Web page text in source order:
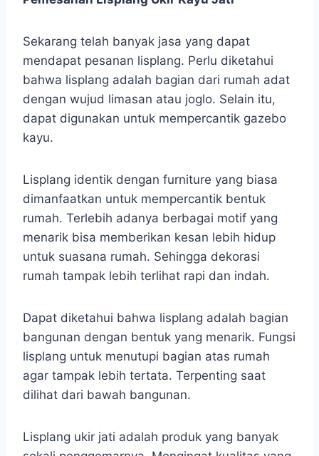
Sekarang telah banyak jasa yang dapat
mendapat pesanan lisplang. Perlu diketahui
bahwa lisplang adalah bagian dari rumah adat
dengan wujud limasan atau joglo. Selain itu,
dapat digunakan untuk mempercantik gazebo
kayu.
Lisplang identik dengan furniture yang biasa
dimanfaatkan untuk mempercantik bentuk
rumah. Terlebih adanya berbagai motif yang
menarik bisa memberikan kesan lebih hidup
untuk suasana rumah. Sehingga dekorasi
rumah tampak lebih terlihat rapi dan indah.
Dapat diketahui bahwa lisplang adalah bagian
bangunan dengan bentuk yang menarik. Fungsi
lisplang untuk menutupi bagian atas rumah
agar tampak lebih tertata. Terpenting saat
dilihat dari bawah bangunan.
Lisplang ukir jati adalah produk yang banyak